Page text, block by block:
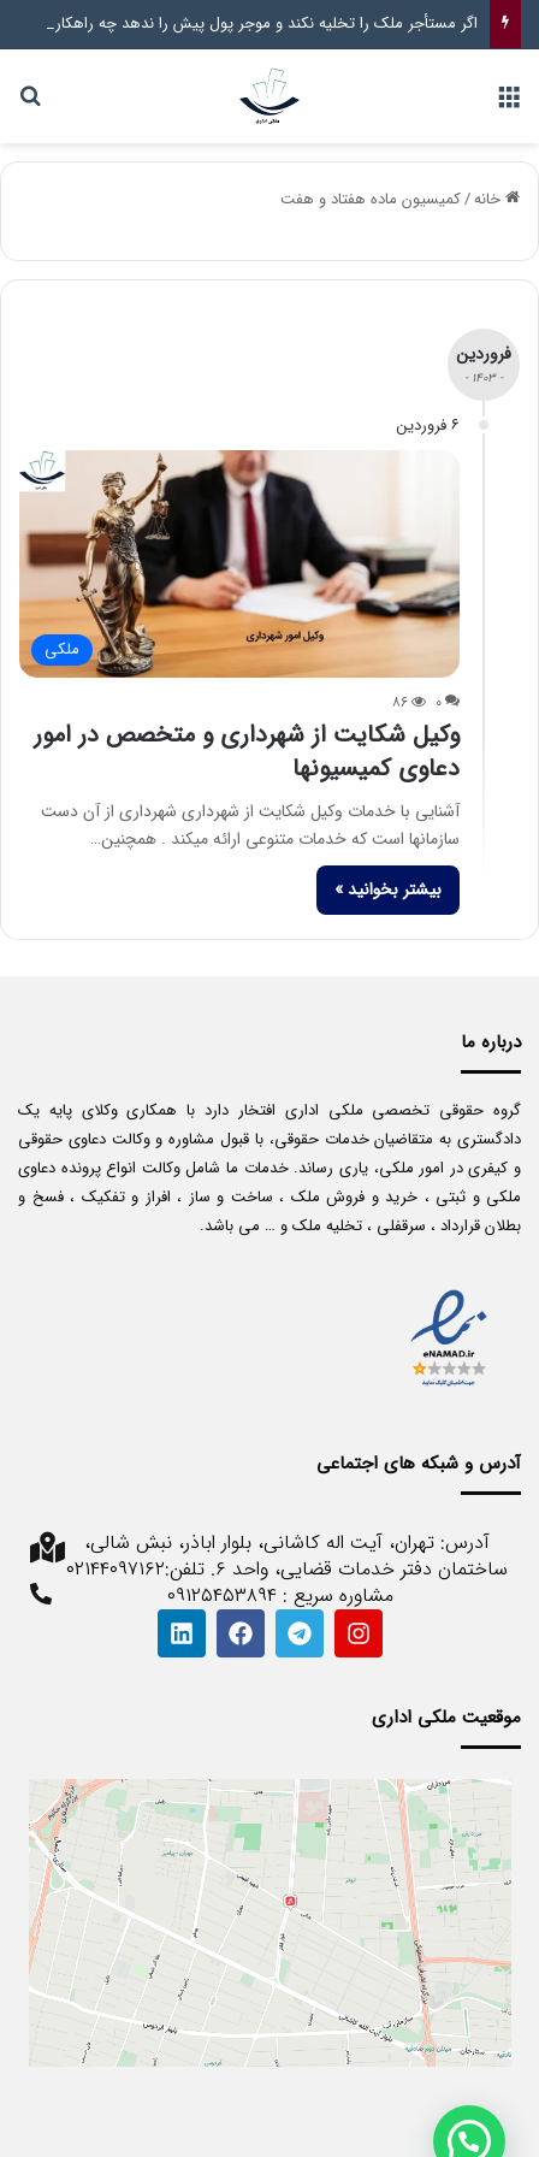
اگر مستأجر ملک را تخلیه نکند و موجر پول پیش را ندهد چه راهکار قانونی وجود دارد؟
خانه/کمیسیون ماده هفتاد و هفت
فروردین
- ۱۴۰۳ -
۶ فروردین
ملکی
۰ ۸۶
وکیل شکایت از شهرداری و متخصص در امور
دعاوی کمیسیونها
آشنایی با خدمات وکیل شکایت از شهرداری شهرداری از آن دست
سازمانها است که خدمات متنوعی ارائه میکند . همچنین…
بیشتر بخوانید »
درباره ما
گروه حقوقی تخصصی ملکی اداری افتخار دارد با همکاری وکلای پایه یک
دادگستری به متقاضیان خدمات حقوقی، با قبول مشاوره و وکالت دعاوی حقوقی
و کیفری در امور ملکی، یاری رساند. خدمات ما شامل وکالت انواع پرونده دعاوی
ملکی و ثبتی ، خرید و فروش ملک ، ساخت و ساز ، افراز و تفکیک ، فسخ و
بطلان قرارداد ، سرقفلی ، تخلیه ملک و … می باشد.
آدرس و شبکه های اجتماعی
آدرس: تهران، آیت اله کاشانی، بلوار اباذر، نبش شالی،
ساختمان دفتر خدمات قضایی، واحد ۶. تلفن:۰۲۱۴۴۰۹۷۱۶۲
مشاوره سریع : ۰۹۱۲۵۴۵۳۸۹۴
موقعیت ملکی اداری